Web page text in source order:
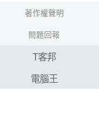
著作權聲明
問題回報
T客邦
電腦王